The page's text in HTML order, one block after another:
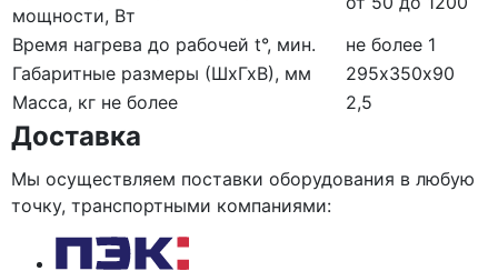
мощности, Вт
Время нагрева до рабочей t°, мин.
не более 1
Габаритные размеры (ШхГхВ), мм
295х350х90
Масса, кг не более
2,5
Доставка
Мы осуществляем поставки оборудования в любую
точку, транспортными компаниями: